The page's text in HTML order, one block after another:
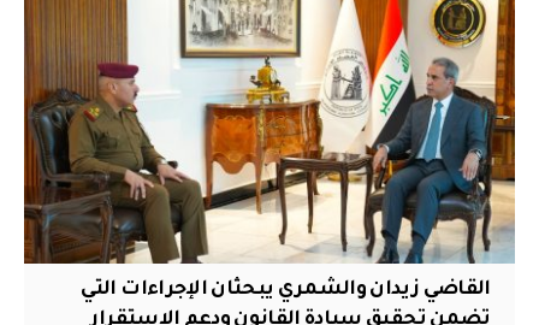
القاضي زيدان والشمري يبحثان الإجراءات التي
تضمن تحقيق سيادة القانون ودعم الاستقرار